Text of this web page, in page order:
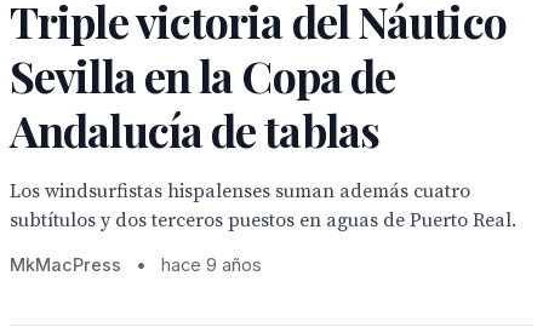
Triple victoria del Náutico
Sevilla en la Copa de
Andalucía de tablas
Los windsurfistas hispalenses suman además cuatro
subtítulos y dos terceros puestos en aguas de Puerto Real.
MkMacPress • hace 9 años